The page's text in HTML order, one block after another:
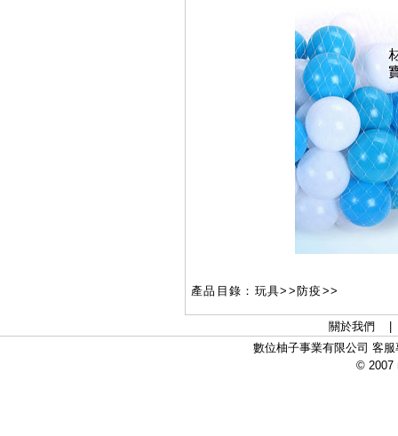
產品目錄：玩具>>防疫>>
關於我們
數位柚子事業有限公司 客
© 2007